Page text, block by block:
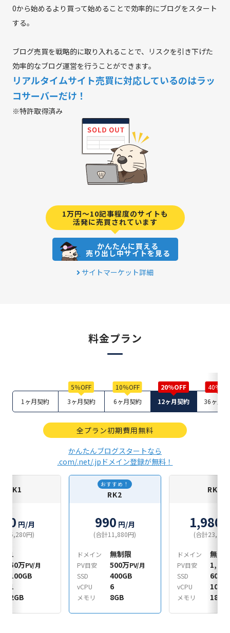
0から始めるより買って始めることで効率的にブログをスタート
する。
ブログ売買を戦略的に取り入れることで、リスクを引き下げた
効率的なブログ運営を行うことができます。
リアルタイムサイト売買に対応しているのはラッ
コサーバーだけ！
※特許取得済み
1万円～10記事程度のサイトも
活発に売買されています
かんたんに買える
売り出し中サイトを見る
サイトマーケット詳細
料金プラン
1ヶ月契約 3ヶ月契約 6ヶ月契約 12ヶ月契約 36ヶ月
全プラン初期費用無料
かんたんブログスタートなら
.com/.net/.jpドメイン登録が無料！
RK1
円/月
計5,280円)
1
50万PV/月
100GB
1
2GB
おすすめ！
RK2
990 円/月
(合計11,880円)
ドメイン 無制限
PV目安 500万PV/月
SSD
400GB
vCPU 6
メモリ 8GB
RK3
1,980
(合計23,760
ドメイン 無制
PV目安
SSD
vCPU 10
メモリ 18GB